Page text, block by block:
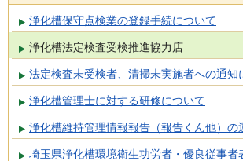
浄化槽保守点検業の登録手続について
浄化槽法定検査受検推進協力店
法定検査未受検者、清掃未実施者への通知
浄化槽管理士に対する研修について
浄化槽維持管理情報報告（報告くん他）の
埼玉県浄化槽環境衛生功労者・優良従事者